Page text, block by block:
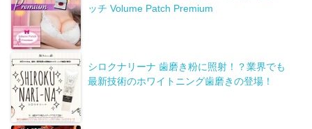
ッチ Volume Patch Premium
シロクナリーナ 歯磨き粉に照射！？業界でも
最新技術のホワイトニング歯磨きの登場！